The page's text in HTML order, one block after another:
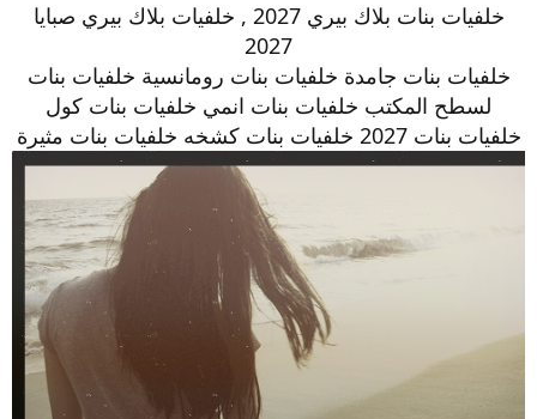
خلفيات بنات بلاك بيري 2027 , خلفيات بلاك بيري صبايا
2027
خلفيات بنات جامدة خلفيات بنات رومانسية خلفيات بنات
لسطح المكتب خلفيات بنات انمي خلفيات بنات كول
خلفيات بنات 2027 خلفيات بنات كشخه خلفيات بنات مثيرة